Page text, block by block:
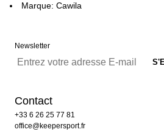
Marque: Cawila
Newsletter
Contact
+33 6 26 25 77 81
office@keepersport.fr